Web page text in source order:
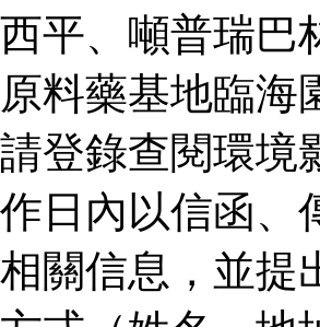
西平、噸普瑞巴
原料藥基地臨海
請登錄查閱環境
作日內以信函、
相關信息，並提